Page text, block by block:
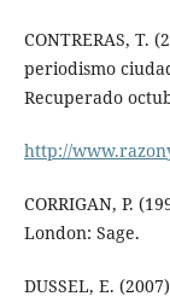
CONTRERAS, T.
periodismo
Recuperado
http://
CORRIGAN, P.
London: Sage.
DUSSEL, E.